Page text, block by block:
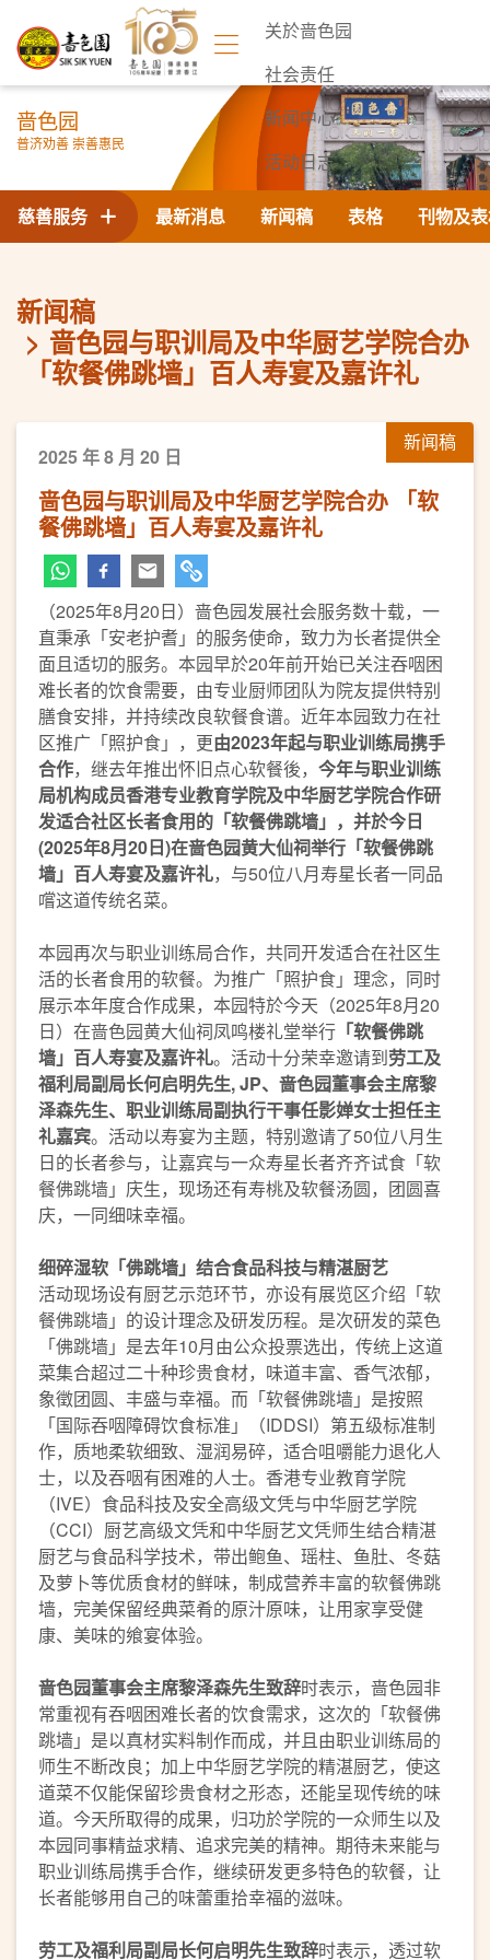
关於啬色园
社会责任
新闻中心
活动日志
联络我们
啬色园
普济劝善 崇善惠民
最新消息 新闻稿 表格 刊物及
慈善服务
新闻稿
啬色园与职训局及中华厨艺学院合办
「软餐佛跳墙」百人寿宴及嘉许礼
新闻稿
2025 年 8 月 20 日
啬色园与职训局及中华厨艺学院合办 「软
餐佛跳墙」百人寿宴及嘉许礼
（2025年8月20日）啬色园发展社会服务数十载，一
直秉承「安老护耆」的服务使命，致力为长者提供全
面且适切的服务。本园早於20年前开始已关注吞咽困
难长者的饮食需要，由专业厨师团队为院友提供特别
膳食安排，并持续改良软餐食谱。近年本园致力在社
区推广「照护食」，更由2023年起与职业训练局携手
合作，继去年推出怀旧点心软餐後， 今年与职业训练
局机构成员香港专业教育学院及中华厨艺学院合作研
发适合社区长者食用的「软餐佛跳墙」，并於今日
(2025年8月20日)在啬色园黄大仙祠举行「软餐佛跳
墙」百人寿宴及嘉许礼，与50位八月寿星长者一同品
嚐这道传统名菜。
本园再次与职业训练局合作，共同开发适合在社区生
活的长者食用的软餐。为推广「照护食」理念，同时
展示本年度合作成果，本园特於今天（2025年8月20
日）在啬色园黄大仙祠凤鸣楼礼堂举行 「软餐佛跳
墙」百人寿宴及嘉许礼。活动十分荣幸邀请到劳工及
福利局副局长何启明先生, JP、啬色园董事会主席黎
泽森先生、职业训练局副执行干事任影婵女士担任主
礼嘉宾。活动以寿宴为主题，特别邀请了50位八月生
日的长者参与，让嘉宾与一众寿星长者齐齐试食「软
餐佛跳墙」庆生，现场还有寿桃及软餐汤圆，团圆喜
庆，一同细味幸福。
细碎湿软「佛跳墙」结合食品科技与精湛厨艺
活动现场设有厨艺示范环节，亦设有展览区介绍「软
餐佛跳墙」的设计理念及研发历程。是次研发的菜色
「佛跳墙」是去年10月由公众投票选出，传统上这道
菜集合超过二十种珍贵食材，味道丰富、香气浓郁，
象徵团圆、丰盛与幸福。而「软餐佛跳墙」是按照
「国际吞咽障碍饮食标准」（IDDSI）第五级标准制
作，质地柔软细致、湿润易碎，适合咀嚼能力退化人
士，以及吞咽有困难的人士。香港专业教育学院
（IVE）食品科技及安全高级文凭与中华厨艺学院
（CCI）厨艺高级文凭和中华厨艺文凭师生结合精湛
厨艺与食品科学技术，带出鲍鱼、瑶柱、鱼肚、冬菇
及萝卜等优质食材的鲜味，制成营养丰富的软餐佛跳
墙，完美保留经典菜肴的原汁原味，让用家享受健
康、美味的飨宴体验。
啬色园董事会主席黎泽森先生致辞时表示，啬色园非
常重视有吞咽困难长者的饮食需求，这次的「软餐佛
跳墙」是以真材实料制作而成，并且由职业训练局的
师生不断改良；加上中华厨艺学院的精湛厨艺，使这
道菜不仅能保留珍贵食材之形态，还能呈现传统的味
道。今天所取得的成果，归功於学院的一众师生以及
本园同事精益求精、追求完美的精神。期待未来能与
职业训练局携手合作，继续研发更多特色的软餐，让
长者能够用自己的味蕾重拾幸福的滋味。
劳工及福利局副局长何启明先生致辞时表示，透过软